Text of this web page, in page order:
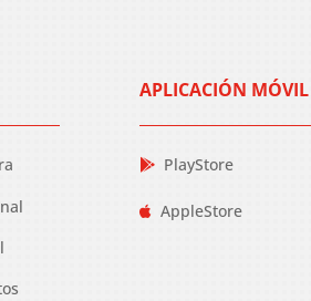
APLICACIÓN MÓVIL
PlayStore
AppleStore